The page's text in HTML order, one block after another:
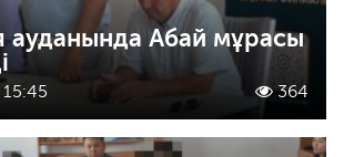
ауданында Абай мұрасы
364